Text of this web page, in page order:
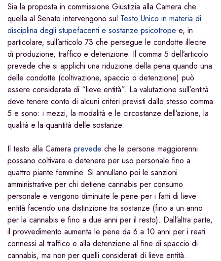
Sia la proposta in commissione Giustizia alla Camera che
quella al Senato intervengono sul Testo Unico in materia di
disciplina degli stupefacenti e sostanze psicotrope e, in
particolare, sull’articolo 73 che persegue le condotte illecite
di produzione, traffico e detenzione. Il comma 5 dell’articolo
prevede che si applichi una riduzione della pena quando una
delle condotte (coltivazione, spaccio o detenzione) può
essere considerata di “lieve entità”. La valutazione sull’entità
deve tenere conto di alcuni criteri previsti dallo stesso comma
5 e sono: i mezzi, la modalità e le circostanze dell’azione, la
qualità e la quantità delle sostanze.
Il testo alla Camera prevede che le persone maggiorenni
possano coltivare e detenere per uso personale fino a
quattro piante femmine. Si annullano poi le sanzioni
amministrative per chi detiene cannabis per consumo
personale e vengono diminuite le pene per i fatti di lieve
entità facendo una distinzione tra sostanze (fino a un anno
per la cannabis e fino a due anni per il resto). Dall’altra parte,
il provvedimento aumenta le pene da 6 a 10 anni per i reati
connessi al traffico e alla detenzione al fine di spaccio di
cannabis, ma non per quelli considerati di lieve entità.